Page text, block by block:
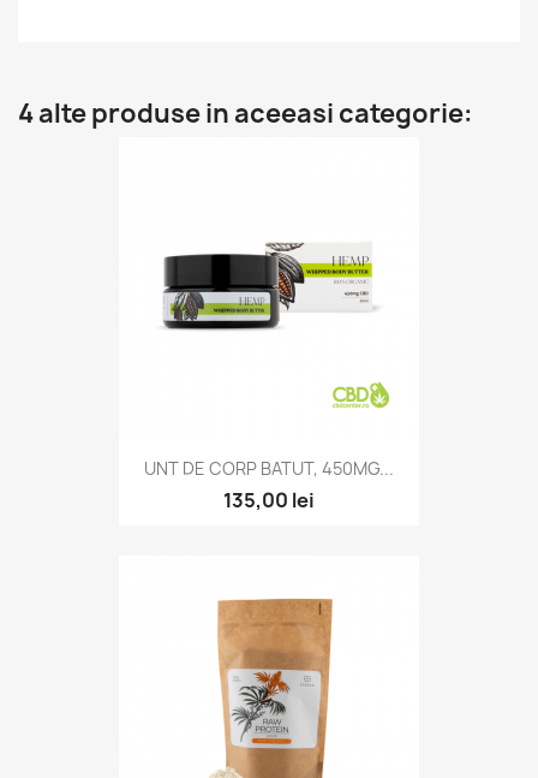
4 alte produse in aceeasi categorie:
UNT DE CORP BATUT, 450MG...
135,00 lei